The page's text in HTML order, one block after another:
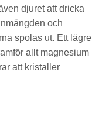
djuret att dricka
och
spolas ut. Ett lägre
allt magnesium
att kristaller